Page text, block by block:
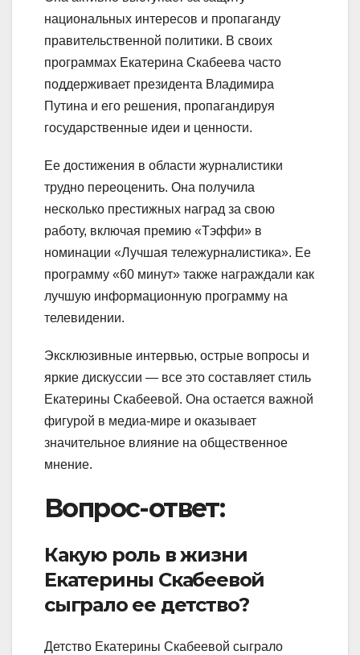
национальных интересов и пропаганду
правительственной политики. В своих
программах Екатерина Скабеева часто
поддерживает президента Владимира
Путина и его решения, пропагандируя
государственные идеи и ценности.
Ее достижения в области журналистики
трудно переоценить. Она получила
несколько престижных наград за свою
работу, включая премию «Тэффи» в
номинации «Лучшая тележурналистика». Ее
программу «60 минут» также награждали как
лучшую информационную программу на
телевидении.
Эксклюзивные интервью, острые вопросы и
яркие дискуссии — все это составляет стиль
Екатерины Скабеевой. Она остается важной
фигурой в медиа-мире и оказывает
значительное влияние на общественное
мнение.
Вопрос-ответ:
Какую роль в жизни
Екатерины Скабеевой
сыграло ее детство?
Детство Екатерины Скабеевой сыграло